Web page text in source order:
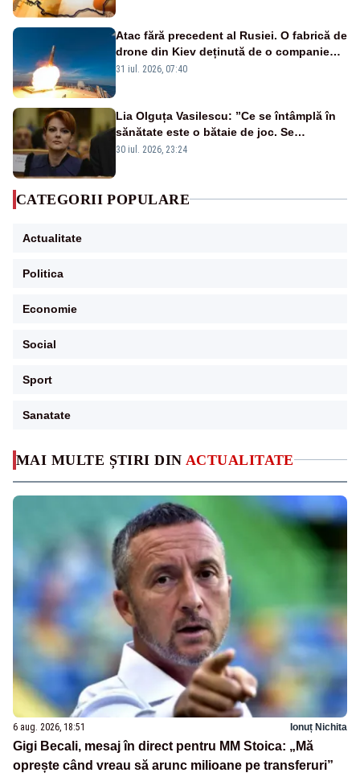
MAI MULTE ȘTIRI DIN ACTUALITATE
6 aug. 2026, 18:51 Ionuț Nichita
Gigi Becali, mesaj în direct pentru MM Stoica: „Mă
oprește când vreau să arunc milioane pe transferuri”
Atac fără precedent al Rusiei. O fabrică de
drone din Kiev deținută de o companie
americană, distrusă de o rachetă
31 iul. 2026, 07:40
Lia Olguța Vasilescu: ”Ce se întâmplă în
sănătate este o bătaie de joc. Se
guvernează extraordinar de prost”
30 iul. 2026, 23:24
CATEGORII POPULARE
Actualitate
Politica
Economie
Social
Sport
Sanatate